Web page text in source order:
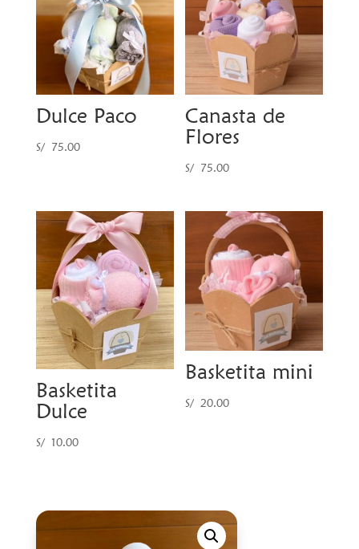
Dulce Paco
S/75.00
Canasta de
Flores
S/75.00
Basketita
Dulce
S/10.00
Basketita mini
S/20.00